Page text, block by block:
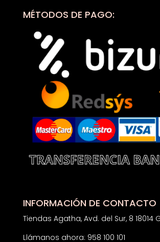
MÉTODOS DE PAGO:
INFORMACIÓN DE CONTACTO
Tiendas Agatha, Avd. del Sur, 8 18014
Llámanos ahora: 958 100 101